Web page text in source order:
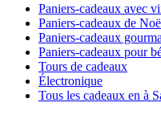
Paniers-cadeaux avec
Paniers-cadeaux de
Paniers-cadeaux
Paniers-cadeaux pour
Tours de cadeaux
Électronique
Tous les cadeaux en à